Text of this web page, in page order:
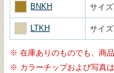
BNKH サイ
LTKH サイ
※ 在庫ありのものでも、商
※ カラーチップおよび写真